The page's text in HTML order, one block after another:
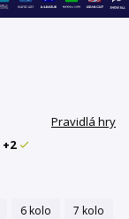
Pravidlá hry
+2
6 kolo 7 kolo